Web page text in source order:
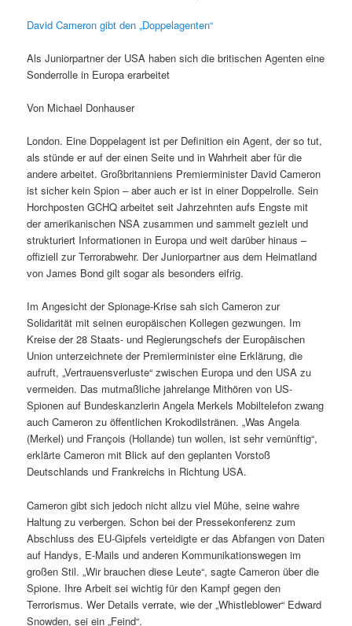
David Cameron gibt den „Doppelagenten“
Als Juniorpartner der USA haben sich die britischen Agenten eine
Sonderrolle in Europa erarbeitet
Von Michael Donhauser
London. Eine Doppelagent ist per Definition ein Agent, der so tut,
als stünde er auf der einen Seite und in Wahrheit aber für die
andere arbeitet. Großbritanniens Premierminister David Cameron
ist sicher kein Spion – aber auch er ist in einer Doppelrolle. Sein
Horchposten GCHQ arbeitet seit Jahrzehnten aufs Engste mit
der amerikanischen NSA zusammen und sammelt gezielt und
strukturiert Informationen in Europa und weit darüber hinaus –
offiziell zur Terrorabwehr. Der Juniorpartner aus dem Heimatland
von James Bond gilt sogar als besonders eifrig.
Im Angesicht der Spionage-Krise sah sich Cameron zur
Solidarität mit seinen europäischen Kollegen gezwungen. Im
Kreise der 28 Staats- und Regierungschefs der Europäischen
Union unterzeichnete der Premierminister eine Erklärung, die
aufruft, „Vertrauensverluste“ zwischen Europa und den USA zu
vermeiden. Das mutmaßliche jahrelange Mithören von US-
Spionen auf Bundeskanzlerin Angela Merkels Mobiltelefon zwang
auch Cameron zu öffentlichen Krokodilstränen. „Was Angela
(Merkel) und François (Hollande) tun wollen, ist sehr vernünftig“,
erklärte Cameron mit Blick auf den geplanten Vorstoß
Deutschlands und Frankreichs in Richtung USA.
Cameron gibt sich jedoch nicht allzu viel Mühe, seine wahre
Haltung zu verbergen. Schon bei der Pressekonferenz zum
Abschluss des EU-Gipfels verteidigte er das Abfangen von Daten
auf Handys, E-Mails und anderen Kommunikationswegen im
großen Stil. „Wir brauchen diese Leute“, sagte Cameron über die
Spione. Ihre Arbeit sei wichtig für den Kampf gegen den
Terrorismus. Wer Details verrate, wie der „Whistleblower“ Edward
Snowden, sei ein „Feind“.